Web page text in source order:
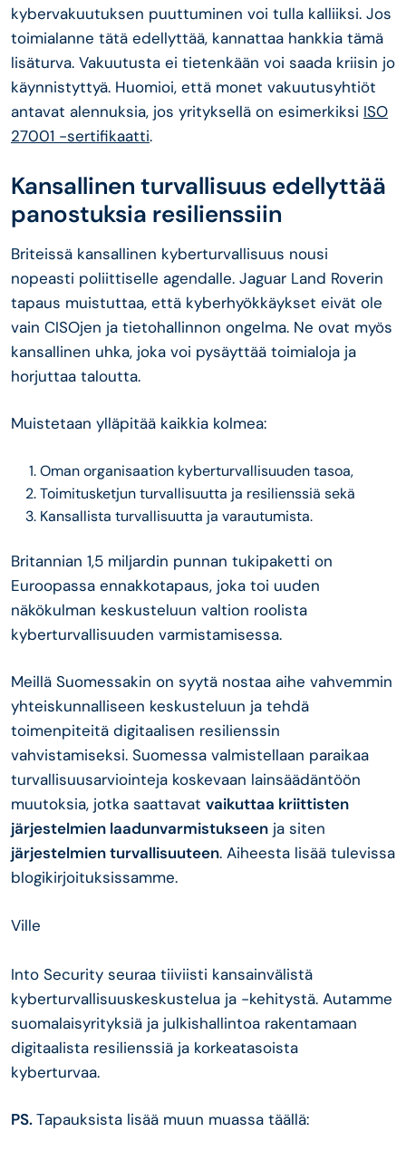
kybervakuutuksen puuttuminen voi tulla kalliiksi. Jos
toimialanne tätä edellyttää, kannattaa hankkia tämä
lisäturva. Vakuutusta ei tietenkään voi saada kriisin jo
käynnistyttyä. Huomioi, että monet vakuutusyhtiöt
antavat alennuksia, jos yrityksellä on esimerkiksi ISO
27001 -sertifikaatti.
Kansallinen turvallisuus edellyttää
panostuksia resilienssiin
Briteissä kansallinen kyberturvallisuus nousi
nopeasti poliittiselle agendalle. Jaguar Land Roverin
tapaus muistuttaa, että kyberhyökkäykset eivät ole
vain CISOjen ja tietohallinnon ongelma. Ne ovat myös
kansallinen uhka, joka voi pysäyttää toimialoja ja
horjuttaa taloutta.
Muistetaan ylläpitää kaikkia kolmea:
Oman organisaation kyberturvallisuuden tasoa,
Toimitusketjun turvallisuutta ja resilienssiä sekä
Kansallista turvallisuutta ja varautumista.
Britannian 1,5 miljardin punnan tukipaketti on
Euroopassa ennakkotapaus, joka toi uuden
näkökulman keskusteluun valtion roolista
kyberturvallisuuden varmistamisessa.
Meillä Suomessakin on syytä nostaa aihe vahvemmin
yhteiskunnalliseen keskusteluun ja tehdä
toimenpiteitä digitaalisen resilienssin
vahvistamiseksi. Suomessa valmistellaan paraikaa
turvallisuusarviointeja koskevaan lainsäädäntöön
muutoksia, jotka saattavat vaikuttaa kriittisten
järjestelmien laadunvarmistukseen ja siten
järjestelmien turvallisuuteen. Aiheesta lisää tulevissa
blogikirjoituksissamme.
Ville
Into Security seuraa tiiviisti kansainvälistä
kyberturvallisuuskeskustelua ja -kehitystä. Autamme
suomalaisyrityksiä ja julkishallintoa rakentamaan
digitaalista resilienssiä ja korkeatasoista
kyberturvaa.
PS.Tapauksista lisää muun muassa täällä: